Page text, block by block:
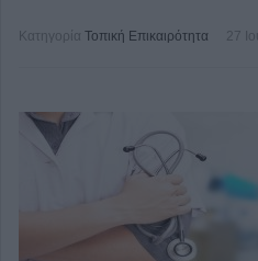
Κατηγορία Τοπική Επικαιρότητα 27